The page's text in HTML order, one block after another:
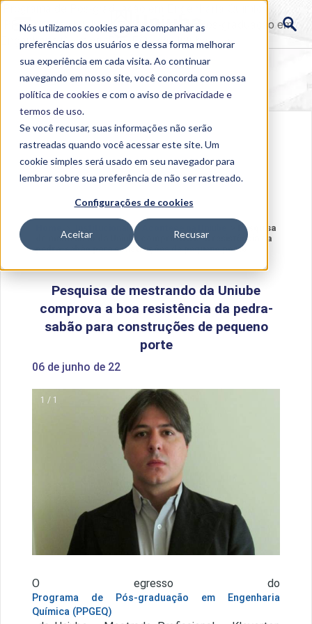
Nós utilizamos cookies para acompanhar as
preferências dos usuários e dessa forma melhorar
sua experiência em cada visita. Ao continuar
navegando em nosso site, você concorda com nossa
política de cookies e com o aviso deprivacidade e
termos de uso.
Se você recusar, suas informações não serão
rastreadas quando você acessar este site. Um
cookie simples será usado em seu navegador para
lembrar sobre sua preferência de não ser rastreado.
Configurações de cookies
Aceitar Recusar
(PPGEQ) da Uniube -...">Programa de Pós-graduação em
Engenharia Química (PPGEQ) da Uniube -...">
>
Pesquisa
de mestrando da Uniube comprova a boa resistência da
pedra-sabão para construções de pequeno porte
Pesquisa de mestrando da Uniube
comprova a boa resistência da pedra-
sabão para construções de pequeno
porte
06 de junho de 22
1 / 1
O egresso do
Programa de Pós-graduação em Engenharia
Química (PPGEQ)